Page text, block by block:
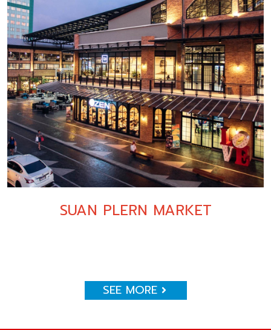
SUAN PLERN MARKET
SEE MORE